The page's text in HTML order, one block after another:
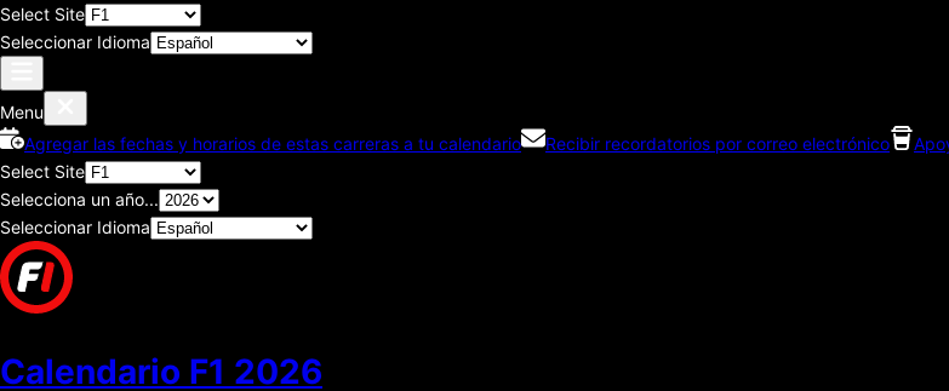
Select Site
Seleccionar Idioma
Menu
Agregar las fechas y horarios de estas carreras a tu calendario
Recibir recordatorios por correo electrónico
Select Site
Selecciona un año...
Seleccionar Idioma
Calendario F1 2026